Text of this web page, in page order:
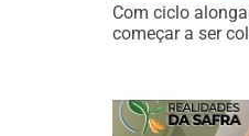
Com ciclo
começar a ser